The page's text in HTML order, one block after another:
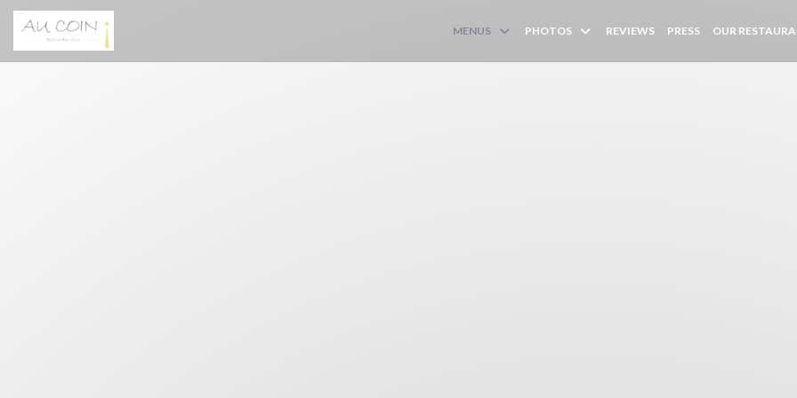
Personalizing your cookie choices
MENUS PHOTOS REVIEWS PRESS OUR